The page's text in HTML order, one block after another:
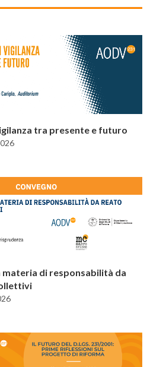
tra presente e futuro
materia di responsabilità da